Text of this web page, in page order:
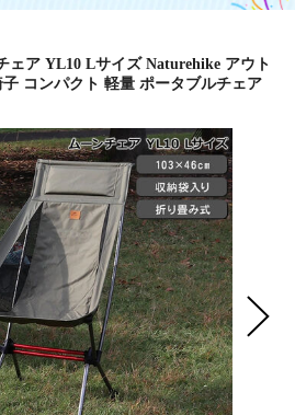
ェア YL10 Lサイズ Naturehike アウト
子 コンパクト 軽量 ポータブルチェア